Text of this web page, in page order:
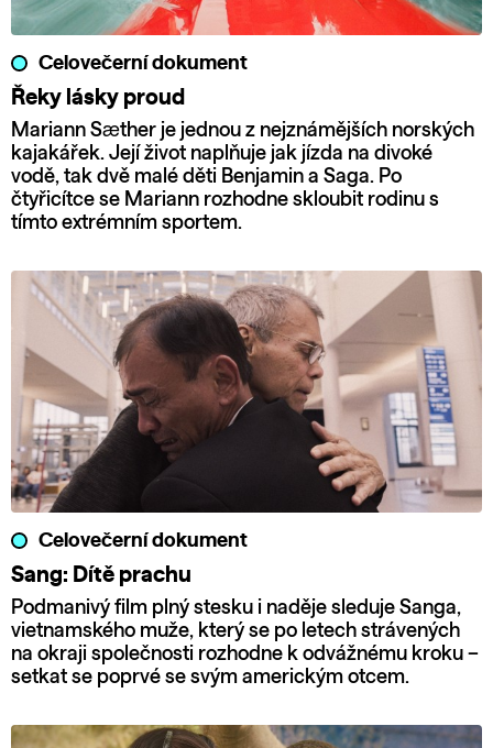
Celovečerní dokument
Řeky lásky proud
Mariann Sæther je jednou z nejznámějších norských
kajakářek. Její život naplňuje jak jízda na divoké
vodě, tak dvě malé děti Benjamin a Saga. Po
čtyřicítce se Mariann rozhodne skloubit rodinu s
tímto extrémním sportem.
Celovečerní dokument
Sang: Dítě prachu
Podmanivý film plný stesku i naděje sleduje Sanga,
vietnamského muže, který se po letech strávených
na okraji společnosti rozhodne k odvážnému kroku –
setkat se poprvé se svým americkým otcem.